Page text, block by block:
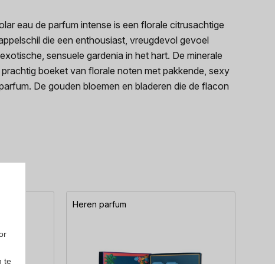
eau de parfum intense is een florale citrusachtige
die een enthousiast, vreugdevol gevoel
sensuele gardenia in het hart. De minerale
boeket van florale noten met pakkende, sexy
De gouden bloemen en bladeren die de flacon
Heren parfum
te